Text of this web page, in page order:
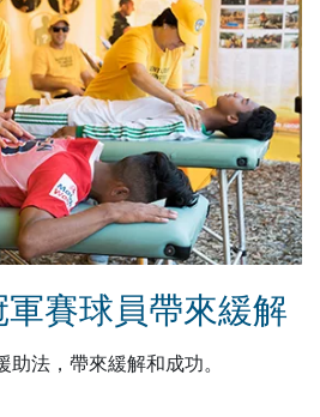
賽球員帶來緩解
法，帶來緩解和成功。